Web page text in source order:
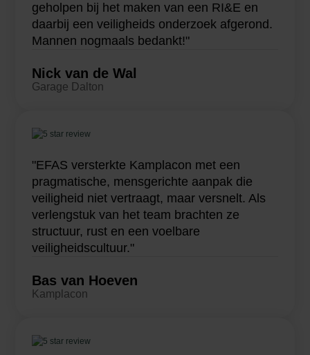
geholpen bij het maken van een RI&E en
daarbij een veiligheids onderzoek afgerond.
Mannen nogmaals bedankt!"
Nick van de Wal
Garage Dalton
"EFAS versterkte Kamplacon met een
pragmatische, mensgerichte aanpak die
veiligheid niet vertraagt, maar versnelt. Als
verlengstuk van het team brachten ze
structuur, rust en een voelbare
veiligheidscultuur."
Bas van Hoeven
Kamplacon